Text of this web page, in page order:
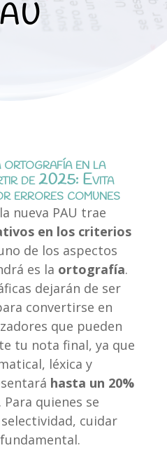
ortografía en la
de 2025: Evita
errores comunes
nueva PAU trae
en los criterios
de los aspectos
es la ortografía.
dejarán de ser
convertirse en
que pueden
tu nota final, ya que
léxica y
hasta un 20%
. Para quienes se
cuidar